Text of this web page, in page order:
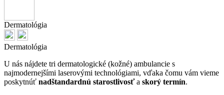
Dermatológia
Dermatológia
U nás nájdete tri dermatologické (kožné) ambulancie s
najmodernejšími laserovými technológiami, vďaka čomu vám vieme
poskytnúť nadštandardnú starostlivosťa skorý termín.